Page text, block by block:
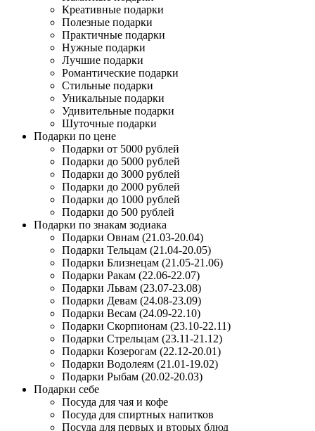
Креативные подарки
Полезные подарки
Практичные подарки
Нужные подарки
Лучшие подарки
Романтические подарки
Стильные подарки
Уникальные подарки
Удивительные подарки
Шуточные подарки
Подарки по цене
Подарки от 5000 рублей
Подарки до 5000 рублей
Подарки до 3000 рублей
Подарки до 2000 рублей
Подарки до 1000 рублей
Подарки до 500 рублей
Подарки по знакам зодиака
Подарки Овнам (21.03-20.04)
Подарки Тельцам (21.04-20.05)
Подарки Близнецам (21.05-21.06)
Подарки Ракам (22.06-22.07)
Подарки Львам (23.07-23.08)
Подарки Девам (24.08-23.09)
Подарки Весам (24.09-22.10)
Подарки Скорпионам (23.10-22.11)
Подарки Стрельцам (23.11-21.12)
Подарки Козерогам (22.12-20.01)
Подарки Водолеям (21.01-19.02)
Подарки Рыбам (20.02-20.03)
Подарки себе
Посуда для чая и кофе
Посуда для спиртных напитков
Посуда для первых и вторых блюд